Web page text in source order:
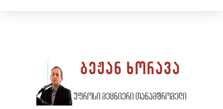
ბეჟან ხორავა
უფროსი მეცნიერი თანამშრომელი